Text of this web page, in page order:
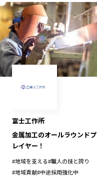
地域豆知識
Sporkle
「人」から探す
記事ライター
お問い合わせ
富士工作所
金属加工のオールラウンドプ
レイヤー！
#地域を支える#職人の技と誇り
#地域貢献#中途採用強化中